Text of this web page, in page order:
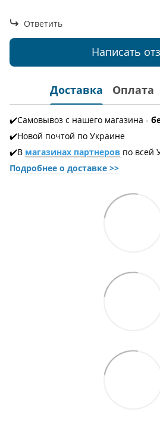
Ответить
Написать
Доставка Оплата
✔️Самовывоз с нашего магазина -
✔️Новой почтой по Украине
✔️В магазинах партнеров по всей
Подробнее о доставке >>